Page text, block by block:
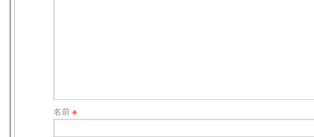
名前※